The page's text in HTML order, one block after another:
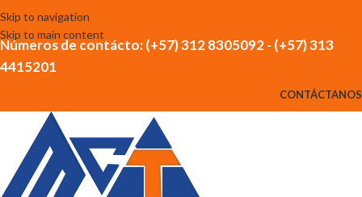
Skip to navigation
Skip to main content
Números de contácto: (+57) 312 8305092 - (+57) 313
4415201
CONTÁCTANOS